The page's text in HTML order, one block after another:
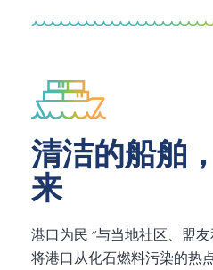
清洁的船舶
来
港口为民 "与当地社区、盟
将港口从化石燃料污染的热